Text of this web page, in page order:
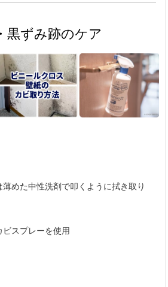
黒ずみ跡のケア
めた中性洗剤で叩くように拭き取り
スプレーを使用